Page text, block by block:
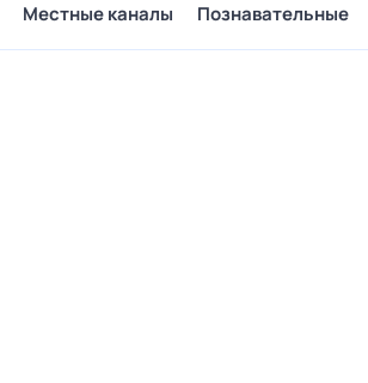
Местные каналы Познавательные